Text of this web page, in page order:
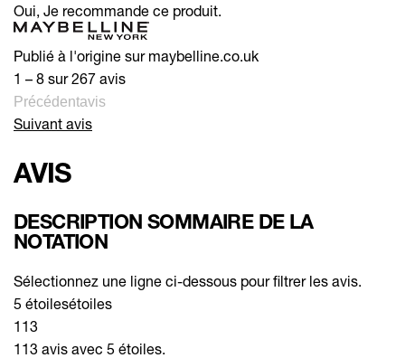
Oui, Je recommande ce produit.
Publié à l'origine sur maybelline.co.uk
1 – 8 sur 267 avis
Précédentavis
Suivant avis
AVIS
DESCRIPTION SOMMAIRE DE LA
NOTATION
Sélectionnez une ligne ci-dessous pour filtrer les avis.
5 étoilesétoiles
113
113 avis avec 5 étoiles.